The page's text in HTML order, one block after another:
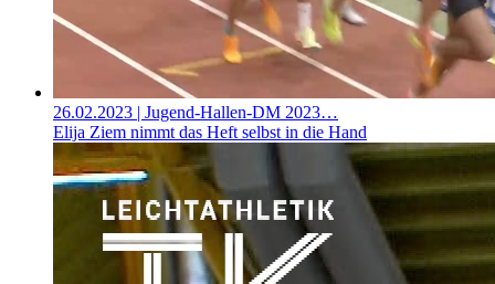
26.02.2023 | Jugend-Hallen-DM 2023…
Elija Ziem nimmt das Heft selbst in die Hand